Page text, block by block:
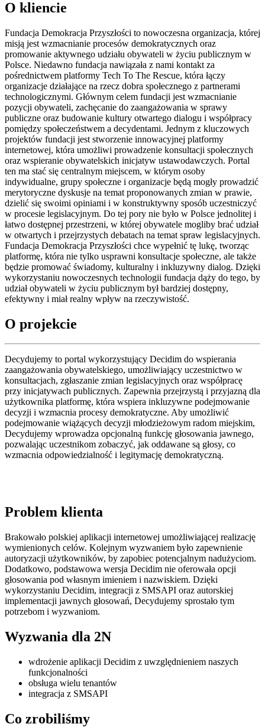
O kliencie
Fundacja Demokracja Przyszłości to nowoczesna organizacja, której
misją jest wzmacnianie procesów demokratycznych oraz
promowanie aktywnego udziału obywateli w życiu publicznym w
Polsce. Niedawno fundacja nawiązała z nami kontakt za
pośrednictwem platformy Tech To The Rescue, która łączy
organizacje działające na rzecz dobra społecznego z partnerami
technologicznymi. Głównym celem fundacji jest wzmacnianie
pozycji obywateli, zachęcanie do zaangażowania w sprawy
publiczne oraz budowanie kultury otwartego dialogu i współpracy
pomiędzy społeczeństwem a decydentami. Jednym z kluczowych
projektów fundacji jest stworzenie innowacyjnej platformy
internetowej, która umożliwi prowadzenie konsultacji społecznych
oraz wspieranie obywatelskich inicjatyw ustawodawczych. Portal
ten ma stać się centralnym miejscem, w którym osoby
indywidualne, grupy społeczne i organizacje będą mogły prowadzić
merytoryczne dyskusje na temat proponowanych zmian w prawie,
dzielić się swoimi opiniami i w konstruktywny sposób uczestniczyć
w procesie legislacyjnym. Do tej pory nie było w Polsce jednolitej i
łatwo dostępnej przestrzeni, w której obywatele mogliby brać udział
w otwartych i przejrzystych debatach na temat spraw legislacyjnych.
Fundacja Demokracja Przyszłości chce wypełnić tę lukę, tworząc
platformę, która nie tylko usprawni konsultacje społeczne, ale także
będzie promować świadomy, kulturalny i inkluzywny dialog. Dzięki
wykorzystaniu nowoczesnych technologii fundacja dąży do tego, by
udział obywateli w życiu publicznym był bardziej dostępny,
efektywny i miał realny wpływ na rzeczywistość.
O projekcie
Decydujemy to portal wykorzystujący Decidim do wspierania
zaangażowania obywatelskiego, umożliwiający uczestnictwo w
konsultacjach, zgłaszanie zmian legislacyjnych oraz współpracę
przy inicjatywach publicznych. Zapewnia przejrzystą i przyjazną dla
użytkownika platformę, która wspiera inkluzywne podejmowanie
decyzji i wzmacnia procesy demokratyczne. Aby umożliwić
podejmowanie wiążących decyzji młodzieżowym radom miejskim,
Decydujemy wprowadza opcjonalną funkcję głosowania jawnego,
pozwalając uczestnikom zobaczyć, jak oddawane są głosy, co
wzmacnia odpowiedzialność i legitymację demokratyczną.
Problem klienta
Brakowało polskiej aplikacji internetowej umożliwiającej realizację
wymienionych celów. Kolejnym wyzwaniem było zapewnienie
autoryzacji użytkowników, by zapobiec potencjalnym nadużyciom.
Dodatkowo, podstawowa wersja Decidim nie oferowała opcji
głosowania pod własnym imieniem i nazwiskiem. Dzięki
wykorzystaniu Decidim, integracji z SMSAPI oraz autorskiej
implementacji jawnych głosowań, Decydujemy sprostało tym
potrzebom i wyzwaniom.
Wyzwania dla 2N
wdrożenie aplikacji Decidim z uwzględnieniem naszych
funkcjonalności
obsługa wielu tenantów
integracja z SMSAPI
Co zrobiliśmy